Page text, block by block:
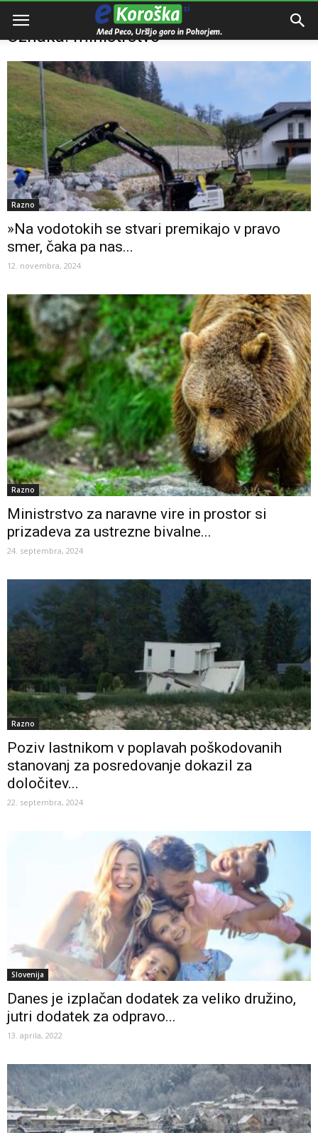
Domov Ministrstvo
Oznaka: ministrstvo
Razno
»Na vodotokih se stvari premikajo v pravo
smer, čaka pa nas...
12. novembra, 2024
Razno
Ministrstvo za naravne vire in prostor si
prizadeva za ustrezne bivalne...
24. septembra, 2024
Razno
Poziv lastnikom v poplavah poškodovanih
stanovanj za posredovanje dokazil za
določitev...
22. septembra, 2024
Slovenija
Danes je izplačan dodatek za veliko družino,
jutri dodatek za odpravo...
13. aprila, 2022